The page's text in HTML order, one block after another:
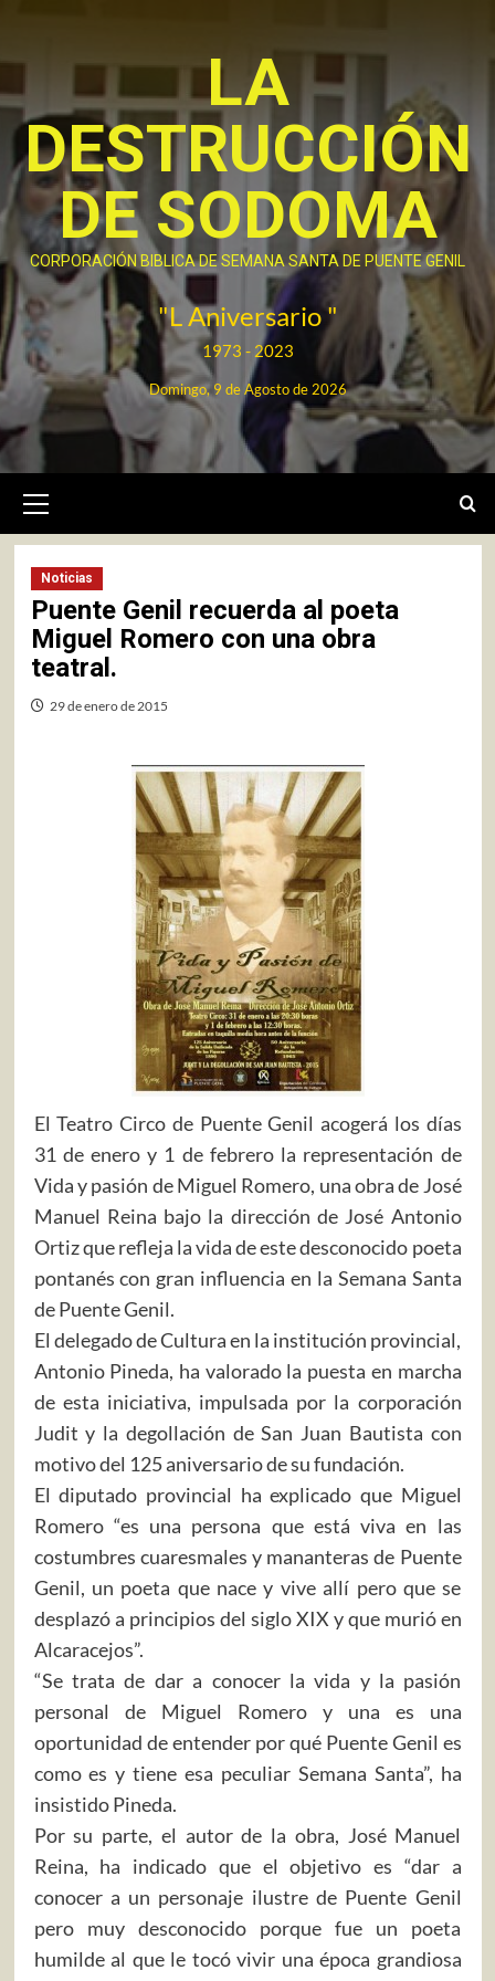
contenido
LA
DESTRUCCIÓN
DE SODOMA
CORPORACIÓN BIBLICA DE SEMANA SANTA DE PUENTE GENIL
"L Aniversario "
1973 - 2023
Domingo, 9 de Agosto de 2026
primario
Noticias
Puente Genil recuerda al poeta
Miguel Romero con una obra
teatral.
29 de enero de 2015
El Teatro Circo de Puente Genil acogerá los días
31 de enero y 1 de febrero la representación de
Vida y pasión de Miguel Romero, una obra de José
Manuel Reina bajo la dirección de José Antonio
Ortiz que refleja la vida de este desconocido poeta
pontanés con gran influencia en la Semana Santa
de Puente Genil.
El delegado de Cultura en la institución provincial,
Antonio Pineda, ha valorado la puesta en marcha
de esta iniciativa, impulsada por la corporación
Judit y la degollación de San Juan Bautista con
motivo del 125 aniversario de su fundación.
El diputado provincial ha explicado que Miguel
Romero “es una persona que está viva en las
costumbres cuaresmales y mananteras de Puente
Genil, un poeta que nace y vive allí pero que se
desplazó a principios del siglo XIX y que murió en
Alcaracejos”.
“Se trata de dar a conocer la vida y la pasión
personal de Miguel Romero y una es una
oportunidad de entender por qué Puente Genil es
como es y tiene esa peculiar Semana Santa”, ha
insistido Pineda.
Por su parte, el autor de la obra, José Manuel
Reina, ha indicado que el objetivo es “dar a
conocer a un personaje ilustre de Puente Genil
pero muy desconocido porque fue un poeta
humilde al que le tocó vivir una época grandiosa